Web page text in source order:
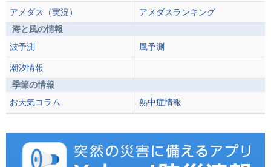
アメダス（実況）
アメダスランキング
海と風の情報
波予測
風予測
潮汐情報
季節の情報
お天気コラム
熱中症情報